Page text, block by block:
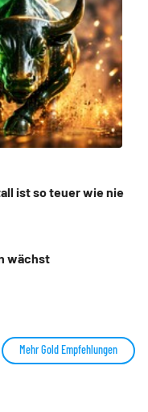
ist so teuer wie nie
wächst
Mehr Gold Empfehlungen